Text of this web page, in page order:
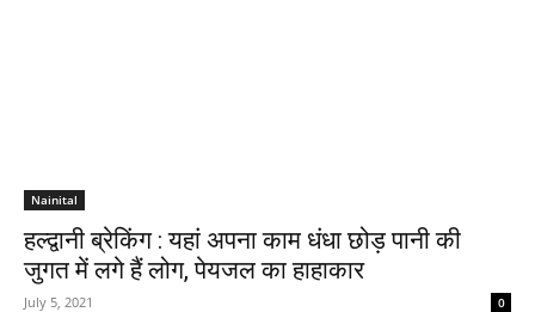
Nainital
हल्द्वानी ब्रेकिंग : यहां अपना काम धंधा छोड़ पानी की
जुगत में लगे हैं लोग, पेयजल का हाहाकार
July 5, 2021 0